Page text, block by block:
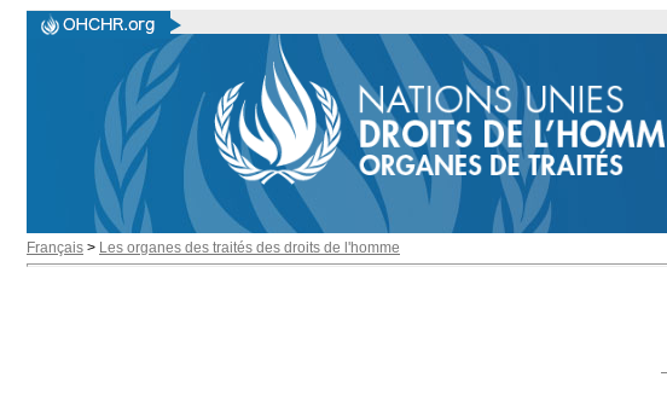
Français > Les organes des traités des droits de l'homme